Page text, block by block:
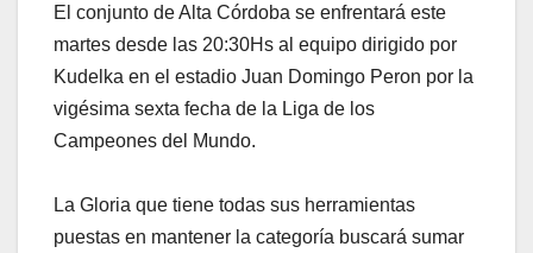
El conjunto de Alta Córdoba se enfrentará este
martes desde las 20:30Hs al equipo dirigido por
Kudelka en el estadio Juan Domingo Peron por la
vigésima sexta fecha de la Liga de los
Campeones del Mundo.
La Gloria que tiene todas sus herramientas
puestas en mantener la categoría buscará sumar